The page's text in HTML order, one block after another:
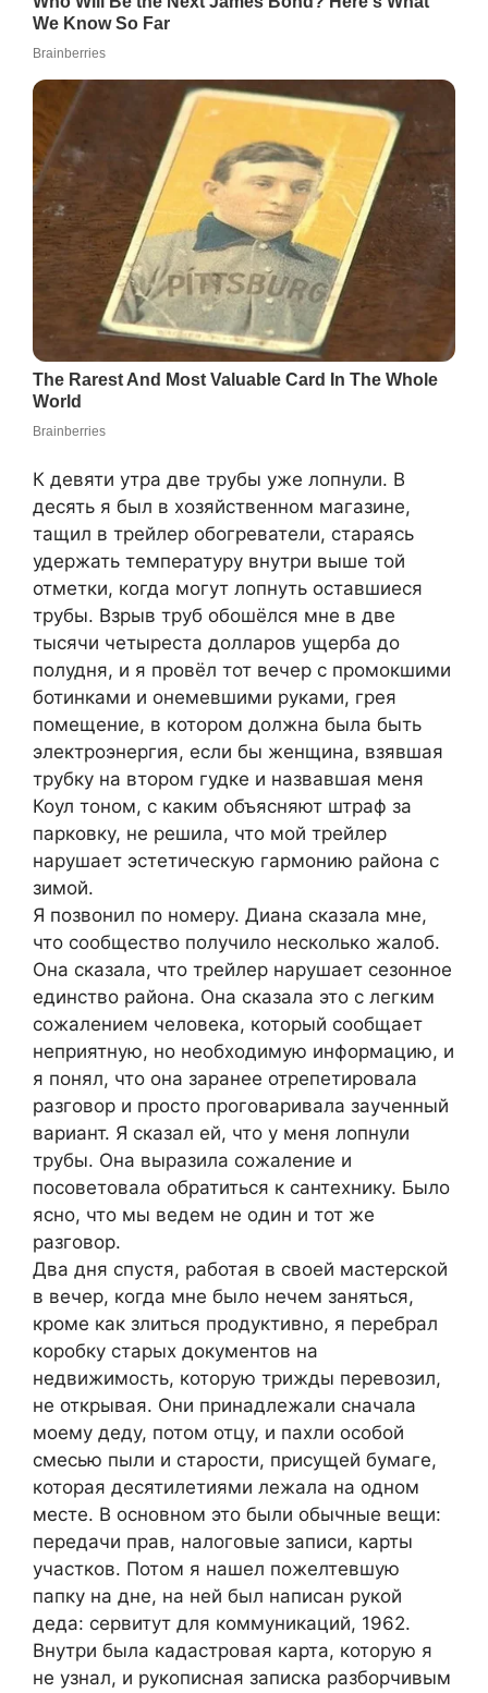
К девяти утра две трубы уже лопнули. В
десять я был в хозяйственном магазине,
тащил в трейлер обогреватели, стараясь
удержать температуру внутри выше той
отметки, когда могут лопнуть оставшиеся
трубы. Взрыв труб обошёлся мне в две
тысячи четыреста долларов ущерба до
полудня, и я провёл тот вечер с промокшими
ботинками и онемевшими руками, грея
помещение, в котором должна была быть
электроэнергия, если бы женщина, взявшая
трубку на втором гудке и назвавшая меня
Коул тоном, с каким объясняют штраф за
парковку, не решила, что мой трейлер
нарушает эстетическую гармонию района с
зимой.
Я позвонил по номеру. Диана сказала мне,
что сообщество получило несколько жалоб.
Она сказала, что трейлер нарушает сезонное
единство района. Она сказала это с легким
сожалением человека, который сообщает
неприятную, но необходимую информацию, и
я понял, что она заранее отрепетировала
разговор и просто проговаривала заученный
вариант. Я сказал ей, что у меня лопнули
трубы. Она выразила сожаление и
посоветовала обратиться к сантехнику. Было
ясно, что мы ведем не один и тот же
разговор.
Два дня спустя, работая в своей мастерской
в вечер, когда мне было нечем заняться,
кроме как злиться продуктивно, я перебрал
коробку старых документов на
недвижимость, которую трижды перевозил,
не открывая. Они принадлежали сначала
моему деду, потом отцу, и пахли особой
смесью пыли и старости, присущей бумаге,
которая десятилетиями лежала на одном
месте. В основном это были обычные вещи:
передачи прав, налоговые записи, карты
участков. Потом я нашел пожелтевшую
папку на дне, на ней был написан рукой
деда: сервитут для коммуникаций, 1962.
Внутри была кадастровая карта, которую я
не узнал, и рукописная записка разборчивым